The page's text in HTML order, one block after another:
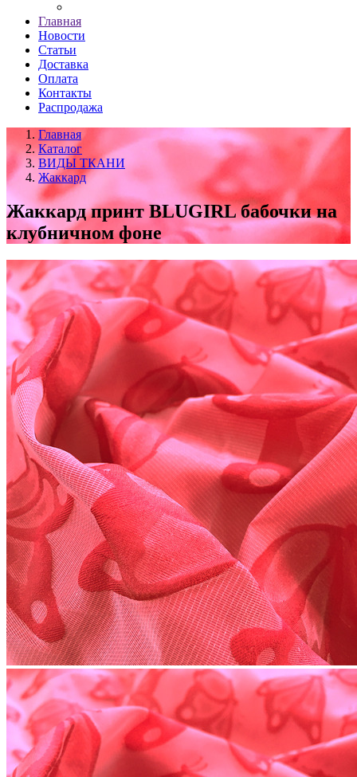
Главная
Новости
Статьи
Доставка
Оплата
Контакты
Распродажа
Главная
Каталог
ВИДЫ ТКАНИ
Жаккард
Жаккард принт BLUGIRL бабочки на
клубничном фоне